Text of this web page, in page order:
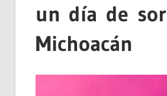
un día de
Michoacán